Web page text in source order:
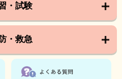
・試験
・救急